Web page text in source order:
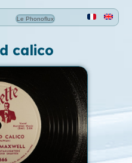
Le Phonoflux
calico